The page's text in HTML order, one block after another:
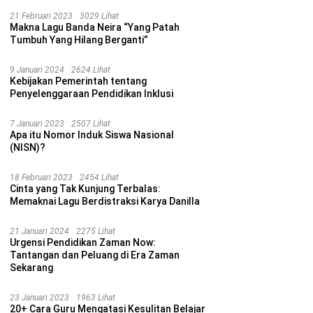
21 Februari 2023 3029 Lihat
Makna Lagu Banda Neira “Yang Patah
Tumbuh Yang Hilang Berganti”
9 Januari 2024 2624 Lihat
Kebijakan Pemerintah tentang
Penyelenggaraan Pendidikan Inklusi
7 Januari 2023 2507 Lihat
Apa itu Nomor Induk Siswa Nasional
(NISN)?
18 Februari 2023 2454 Lihat
Cinta yang Tak Kunjung Terbalas:
Memaknai Lagu Berdistraksi Karya Danilla
21 Januari 2024 2275 Lihat
Urgensi Pendidikan Zaman Now:
Tantangan dan Peluang di Era Zaman
Sekarang
23 Januari 2023 1963 Lihat
20+ Cara Guru Mengatasi Kesulitan Belajar